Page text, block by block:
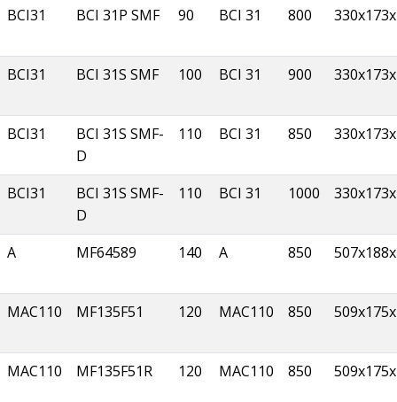
BCI31 BCI 31P SMF 90 BCI 31 800
BCI31 BCI 31S SMF 100 BCI 31 900
BCI31
BCI 31S SMF-
D
110 BCI 31 850
BCI31
BCI 31S SMF-
D
110 BCI 31 1000
A MF64589 140 A 850
MAC110 MF135F51 120 MAC110 850
MAC110 MF135F51R 120 MAC110 850